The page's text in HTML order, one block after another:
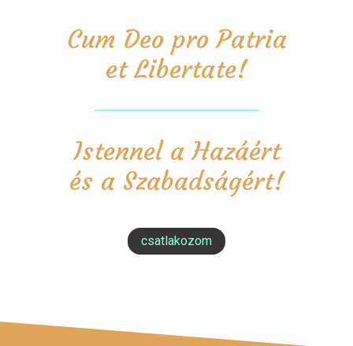
Cum Deo pro Patria
et Libertate!
Istennel a Hazáért
és a Szabadságért!
csatlakozom